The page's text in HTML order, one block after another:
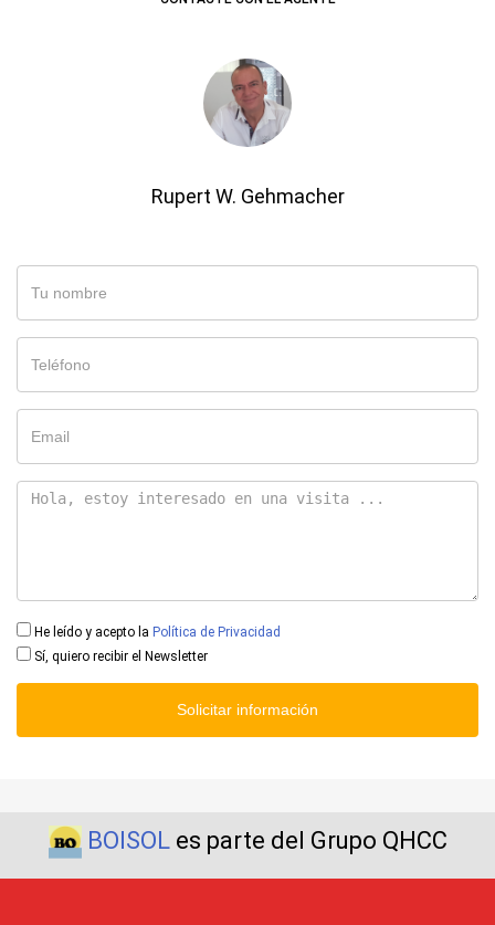
Rupert W. Gehmacher
He leído y acepto la Política de Privacidad
Sí, quiero recibir el Newsletter
Solicitar información
BOISOLes parte del Grupo QHCC